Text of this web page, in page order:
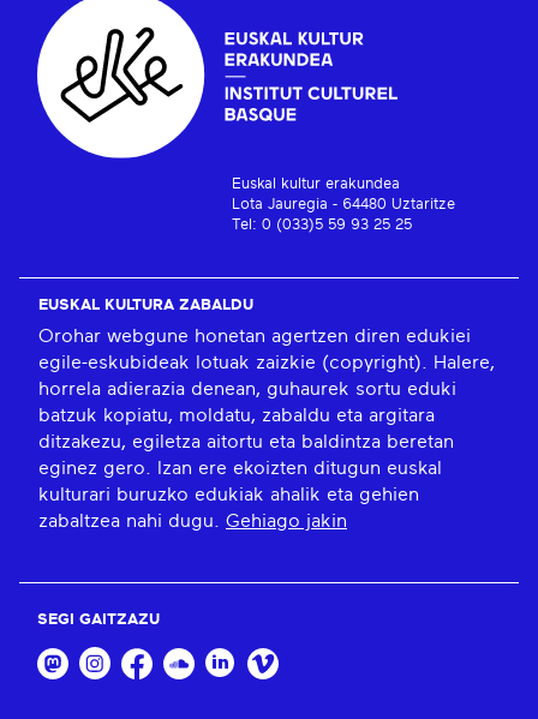
Euskal kultur erakundea
Lota Jauregia - 64480 Uztaritze
Tel: 0 (033)5 59 93 25 25
EUSKAL KULTURA ZABALDU
Orohar webgune honetan agertzen diren edukiei
egile-eskubideak lotuak zaizkie (copyright). Halere,
horrela adierazia denean, guhaurek sortu eduki
batzuk kopiatu, moldatu, zabaldu eta argitara
ditzakezu, egiletza aitortu eta baldintza beretan
eginez gero. Izan ere ekoizten ditugun euskal
kulturari buruzko edukiak ahalik eta gehien
zabaltzea nahi dugu. Gehiago jakin
SEGI GAITZAZU